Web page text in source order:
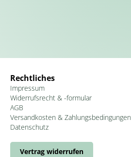
Rechtliches
Impressum
Widerrufsrecht & -formular
AGB
Versandkosten & Zahlungsbedingungen
Datenschutz
Vertrag widerrufen